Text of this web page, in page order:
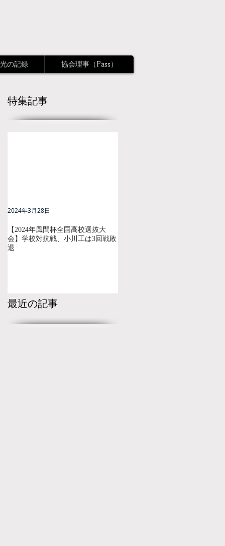
特集記事
【2024年風間杯全国高校選抜大
会】学校対抗戦、小川工は3回戦敗
退
2024年3月28日
最近の記事
の記録 協会理事（Pass）